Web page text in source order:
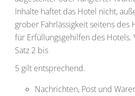
Inhalte haftet das Hotel nicht,
grober Fahrlässigkeit seitens des
für Erfüllungsgehilfen des Hotels.
Satz 2 bis
5 gilt entsprechend.
Nachrichten, Post und